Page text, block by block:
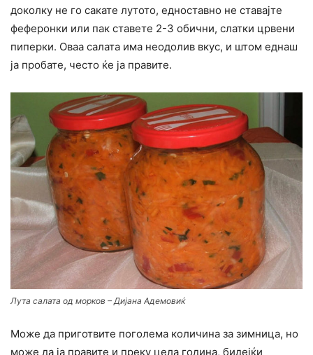
доколку не го сакате лутото, едноставно не ставајте
феферонки или пак ставете 2-3 обични, слатки црвени
пиперки. Оваа салата има неодолив вкус, и штом еднаш
ја пробате, често ќе ја правите.
Лута салата од морков – Дијана Адемовиќ
Може да приготвите поголема количина за зимница, но
може да ја правите и преку цела година, бидејќи